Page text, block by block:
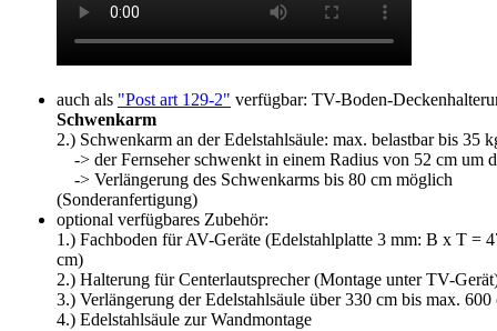
auch als "Post art 129-2" verfügbar: TV-Boden-
Schwenkarm
2.) Schwenkarm an der Edelstahlsäule: max. belastbar bis 35
-> der Fernseher schwenkt in einem Radius von 52 cm um
-> Verlängerung des Schwenkarms bis 80 cm möglich
(Sonderanfertigung)
optional verfügbares Zubehör:
1.) Fachboden für AV-Geräte (Edelstahlplatte 3 mm: B x T =
cm)
2.) Halterung für Centerlautsprecher (Montage unter TV-
3.) Verlängerung der Edelstahlsäule über 330 cm bis max. 600
4.) Edelstahlsäule zur Wandmontage